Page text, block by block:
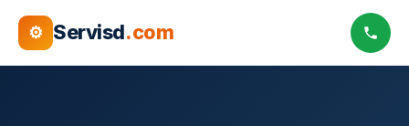
⚙ Servisd.com